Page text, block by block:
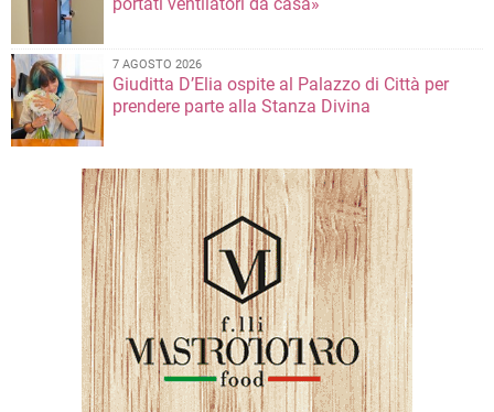
7 AGOSTO 2026
Giuditta D’Elia ospite al Palazzo di Città per
prendere parte alla Stanza Divina